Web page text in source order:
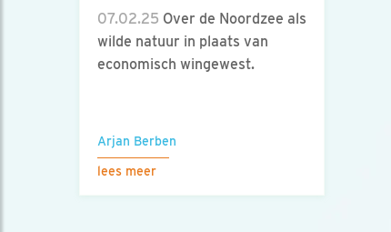
07.02.25 Over de Noordzee als
wilde natuur in plaats van
economisch wingewest.
Arjan Berben
lees meer